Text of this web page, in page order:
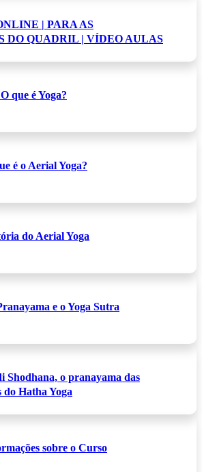
| PARA AS
DO QUADRIL | VÍDEO AULAS
que é Yoga?
é o Aerial Yoga?
do Aerial Yoga
e o Yoga Sutra
Shodhana, o pranayama das
do Hatha Yoga
sobre o Curso